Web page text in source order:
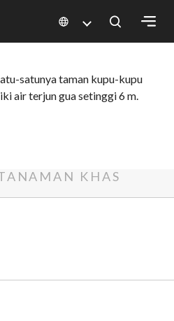
satunya taman kupu-kupu
air terjun gua setinggi 6 m.
KHAS